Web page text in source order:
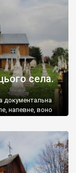
села.
документальна
напевне, воно
З цього села
це село […]